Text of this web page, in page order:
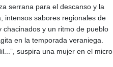
serrana para el descanso y la
intensos sabores regionales de
chacinados y un ritmo de pueblo
en la temporada veraniega.
suspira una mujer en el micro